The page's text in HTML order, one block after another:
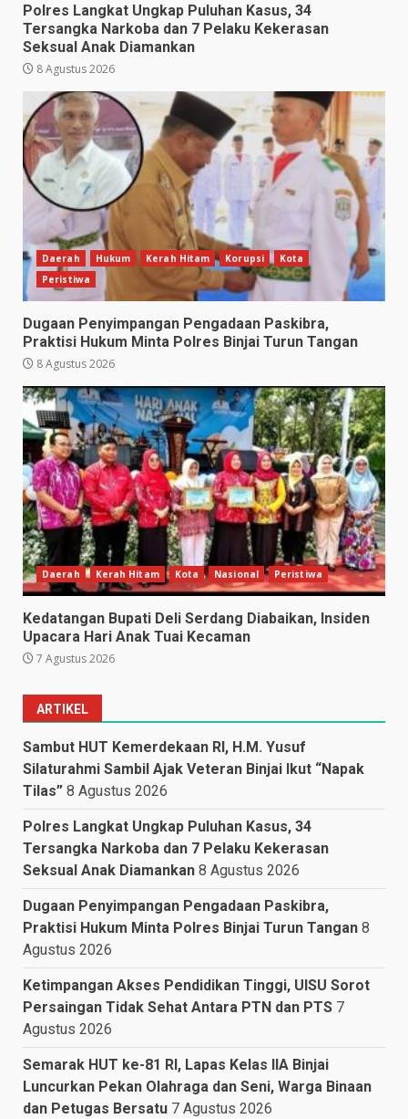
Polres Langkat Ungkap Puluhan Kasus, 34
Tersangka Narkoba dan 7 Pelaku Kekerasan
Seksual Anak Diamankan
8 Agustus 2026
Daerah Hukum Kerah Hitam Korupsi
Kota
Peristiwa
Dugaan Penyimpangan Pengadaan Paskibra,
Praktisi Hukum Minta Polres Binjai Turun Tangan
8 Agustus 2026
Daerah Kerah Hitam Kota Nasional Peristiwa
Kedatangan Bupati Deli Serdang Diabaikan, Insiden
Upacara Hari Anak Tuai Kecaman
7 Agustus 2026
ARTIKEL
Sambut HUT Kemerdekaan RI, H.M. Yusuf
Silaturahmi Sambil Ajak Veteran Binjai Ikut “Napak
Tilas” 8 Agustus 2026
Polres Langkat Ungkap Puluhan Kasus, 34
Tersangka Narkoba dan 7 Pelaku Kekerasan
Seksual Anak Diamankan 8 Agustus 2026
Dugaan Penyimpangan Pengadaan Paskibra,
Praktisi Hukum Minta Polres Binjai Turun Tangan 8
Agustus 2026
Ketimpangan Akses Pendidikan Tinggi, UISU Sorot
Persaingan Tidak Sehat Antara PTN dan PTS 7
Agustus 2026
Semarak HUT ke-81 RI, Lapas Kelas IIA Binjai
Luncurkan Pekan Olahraga dan Seni, Warga Binaan
dan Petugas Bersatu 7 Agustus 2026